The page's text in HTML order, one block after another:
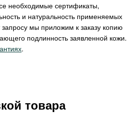
необходимые сертификаты,
и натуральность применяемых
мы приложим к заказу копию
подлинность заявленной кожи.
.
товара